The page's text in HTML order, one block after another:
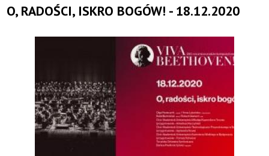
O, RADOŚCI, ISKRO BOGÓW! - 18.12.2020